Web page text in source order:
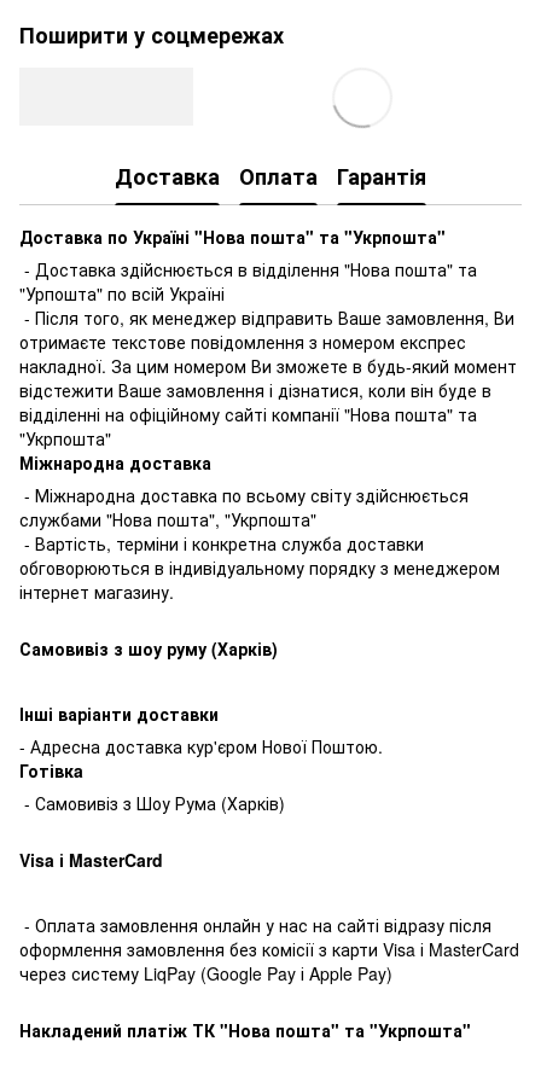
Поширити у соцмережах
Доставка Оплата Гарантія
Доставка по Україні "Нова пошта" та "Укрпошта"
- Доставка здійснюється в відділення "Нова пошта" та
"Урпошта" по всій Україні
- Після того, як менеджер відправить Ваше замовлення, Ви
отримаєте текстове повідомлення з номером експрес
накладної. За цим номером Ви зможете в будь-який момент
відстежити Ваше замовлення і дізнатися, коли він буде в
відділенні на офіційному сайті компанії "Нова пошта" та
"Укрпошта"
Міжнародна доставка
- Міжнародна доставка по всьому світу здійснюється
службами "Нова пошта", "Укрпошта"
- Вартість, терміни і конкретна служба доставки
обговорюються в індивідуальному порядку з менеджером
інтернет магазину.
Самовивіз з шоу руму (Харків)
Інші варіанти доставки
- Адресна доставка кур'єром Нової Поштою.
Готівкa
- Самовивіз з Шоу Рума (Харків)
Visa і MasterCard
- Оплата замовлення онлайн у нас на сайті відразу після
оформлення замовлення без комісії з карти Visa і MasterCard
через систему LiqPay (Google Pay і Apple Pay)
Накладений платіж ТК "Нова пошта" та "Укрпошта"